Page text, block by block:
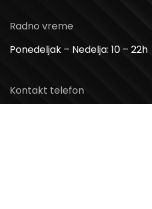
Radno vreme
Ponedeljak – Nedelja: 10 – 22h
Kontakt telefon